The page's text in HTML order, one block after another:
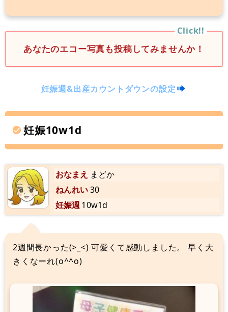
あなたのエコー写真も投稿してみませんか！
妊娠週&出産カウントダウンの設定
妊娠10w1d
おなまえ まどか
ねんれい30
妊娠週10w1d
2週間長かった(>_<) 可愛くて感動しました。 早く大
きくなーれ(o^^o)